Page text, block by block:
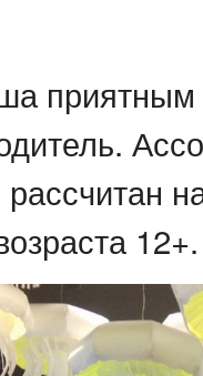
приятным
12+.